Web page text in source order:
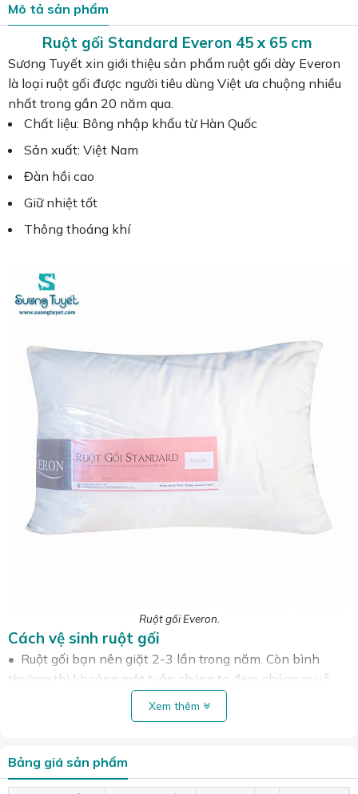
Mô tả sản phẩm
Ruột gối Standard Everon 45 x 65 cm
Sương Tuyết xin giới thiệu sản phẩm ruột gối dày Everon
là loại ruột gối được người tiêu dùng Việt ưa chuộng nhiều
nhất trong gần 20 năm qua.
Chất liệu: Bông nhập khẩu từ Hàn Quốc
Sản xuất: Việt Nam
Đàn hồi cao
Giữ nhiệt tốt
Thông thoáng khí
Ruột gối Everon.
Cách vệ sinh ruột gối
• Ruột gối bạn nên giặt 2-3 lần trong năm. Còn bình
thường thì khoảng một tuần chúng ta đem chúng ra vỗ
mạnh để bay bớt bụi bẩn, giúp thoáng khí để gối mềm
• Phơi dưới ánh nắng mặt trời cũng là một biện pháp diệt
khuẩn, đảm bảo vệ sinh.
Xem thêm
Bảng giá sản phẩm